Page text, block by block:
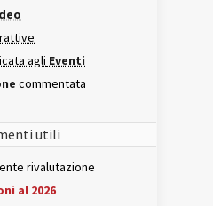
agli Eventi
commentata
utili
rivalutazione
al 2026